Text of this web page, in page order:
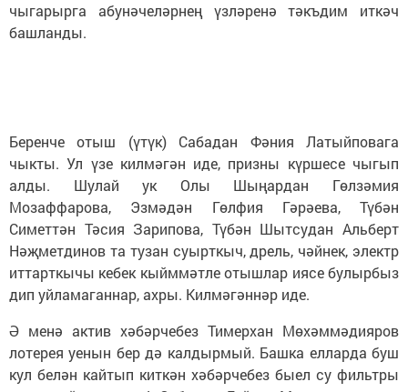
чыгарырга абунәчеләрнең үзләренә тәкъдим иткәч
башланды.
Беренче отыш (үтүк) Сабадан Фәния Латыйповага
чыкты. Ул үзе кил­мәгән иде, призны күр­шесе чыгып
алды. Шулай ук Олы Шыңардан Гөлзәмия
Мозаффарова, Эзмәдән Гөл­фия Гәрәева, Түбән
Симеттән Тәсия Зарипова, Түбән Шытсудан Альберт
Нәҗметдинов та ту­зан суырткыч, дрель, чәйнек, электр
иттарткычы кебек кыйммәтле отышлар иясе булырбыз
дип уйламаганнар, ахры. Килмәгәннәр иде.
Ә менә актив хәбәрчебез Тимерхан Мөхәммәдияров
лотерея уенын бер дә калдырмый. Башка елларда буш
кул белән кайтып киткән хәбәрчебез быел су фильтры